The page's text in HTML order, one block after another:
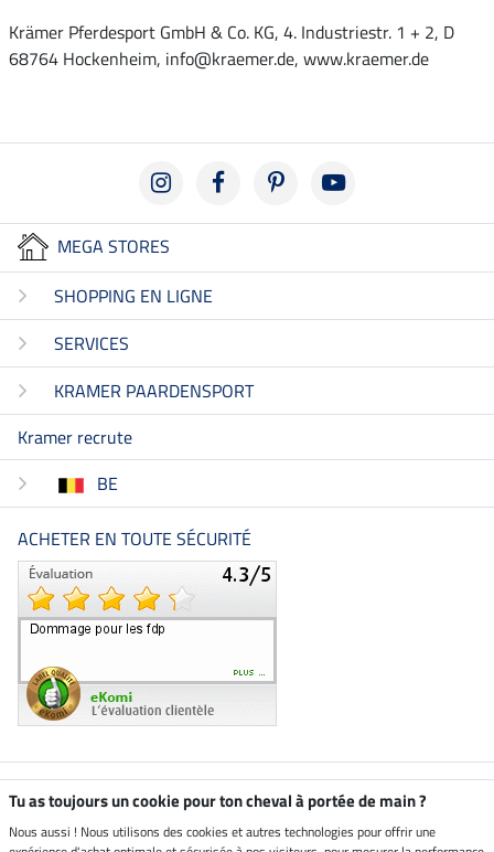
Krämer Pferdesport GmbH & Co. KG, 4. Industriestr. 1 + 2, D
68764 Hockenheim, info@kraemer.de, www.kraemer.de
MEGA STORES
SHOPPING EN LIGNE
SERVICES
KRAMER PAARDENSPORT
Kramer recrute
BE
ACHETER EN TOUTE SÉCURITÉ
Boutique climatiquement
Tu as toujours un cookie pour ton cheval à portée de main ?
Nous aussi ! Nous utilisons des cookies et autres technologies pour offrir une